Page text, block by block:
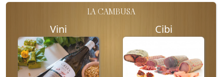
LA CAMBUSA
Vini Cibi